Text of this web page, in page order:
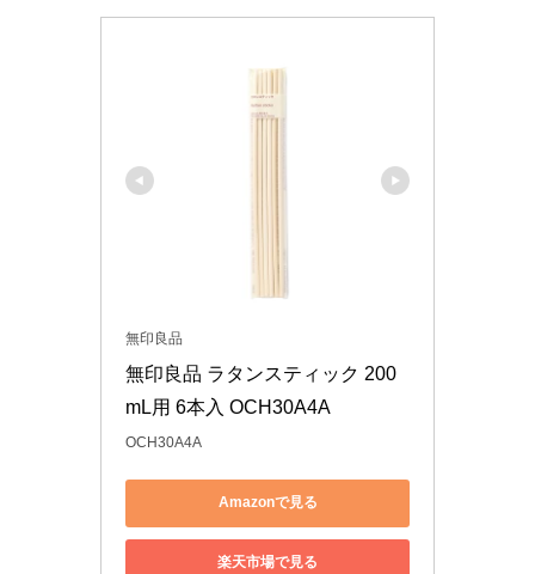
無印良品
無印良品 ラタンスティック 200
mL用 6本入 OCH30A4A
OCH30A4A
Amazonで見る
楽天市場で見る